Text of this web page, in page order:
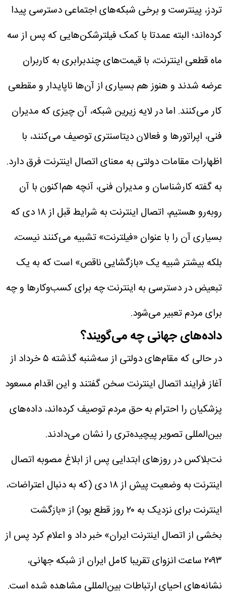
تردز، پینترست و برخی شبکه‌های اجتماعی دسترسی پیدا
کرده‌اند؛ البته عمدتا با کمک فیلترشکن‌هایی که پس از سه
ماه قطعی اینترنت، با قیمت‌های چندبرابری به کاربران
عرضه شدند و هنوز هم بسیاری از آن‌ها ناپایدار و مقطعی
کار می‌کنند. اما در لایه زیرین شبکه، آن چیزی که مدیران
فنی، اپراتورها و فعالان دیتاسنتری توصیف می‌کنند، با
اظهارات مقامات دولتی به معنای اتصال اینترنت فرق دارد.
به گفته کارشناسان و مدیران فنی، آنچه هم‌اکنون با آن
روبه‌رو هستیم، اتصال اینترنت به شرایط قبل از ۱۸ دی که
بسیاری آن را با عنوان «فیلترنت» تشبیه می‌کنند نیست،
بلکه بیشتر شبیه یک «بازگشایی ناقص» است که به یک
تبعیض در دسترسی به اینترنت چه برای کسب‌وکارها و چه
برای مردم تعبیر می‌شود.
داده‌های جهانی چه می‌گویند؟
در حالی که مقام‌های دولتی از سه‌شنبه گذشته ۵ خرداد از
آغاز فرایند اتصال اینترنت سخن گفتند و این اقدام مسعود
پزشکیان را احترام به حق مردم توصیف کرده‌اند، داده‌های
بین‌المللی تصویر پیچیده‌تری را نشان می‌دادند.
نت‌بلاکس در روزهای ابتدایی پس از ابلاغ مصوبه اتصال
اینترنت به وضعیت پیش از ۱۸ دی (که به دنبال اعتراضات،
اینترنت برای نزدیک به ۲۰ روز قطع بود) از «بازگشت
بخشی از اتصال اینترنت ایران» خبر داد و اعلام کرد پس از
۲۰۹۳ ساعت انزوای تقریبا کامل ایران از شبکه جهانی،
نشانه‌های احیای ارتباطات بین‌المللی مشاهده شده است.